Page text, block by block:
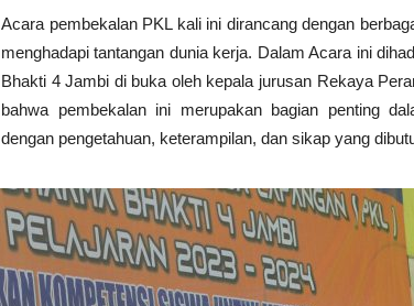
Acara pembekalan PKL kali ini dirancang dengan
menghadapi tantangan dunia kerja. Dalam Acara ini
Bhakti 4 Jambi di buka oleh kepala jurusan Rekaya
bahwa pembekalan ini merupakan bagian penting
dengan pengetahuan, keterampilan, dan sikap yang